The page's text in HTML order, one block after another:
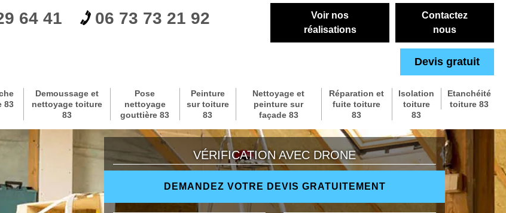
64 41 06 73 73 21 92
Voir nos
réalisations
Contactez
nous
Devis gratuit
83
Demoussage et
nettoyage toiture
83
Pose
nettoyage
gouttière 83
Peinture
sur toiture
83
Nettoyage et
peinture sur
façade 83
Réparation et
fuite toiture
83
Isolation
toiture
83
Etanchéité
toiture 83
VÉRIFICATION AVEC DRONE
DEMANDEZ VOTRE DEVIS GRATUITEMENT